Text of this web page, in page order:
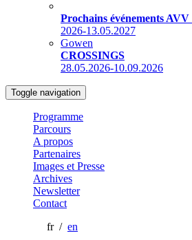
Prochains événements AVV
2026-13.05.2027
Gowen
CROSSINGS
28.05.2026-10.09.2026
Toggle navigation
Programme
Parcours
A propos
Partenaires
Images et Presse
Archives
Newsletter
Contact
fr / en